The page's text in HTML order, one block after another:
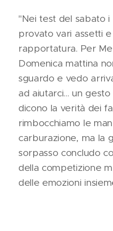
"Nei test del sabato
provato vari assetti
rapportatura. Per
Domenica mattina
sguardo e vedo
ad aiutarci... un
dicono la verità dei
rimbocchiamo le
carburazione, ma la
sorpasso concludo
della competizione
delle emozioni